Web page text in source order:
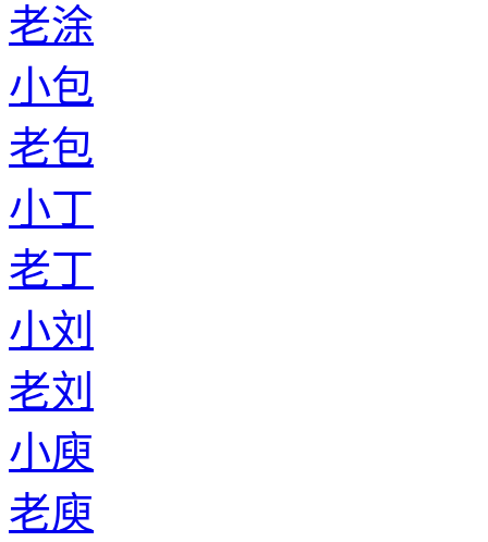
老涂
小包
老包
小丁
老丁
小刘
老刘
小庾
老庾